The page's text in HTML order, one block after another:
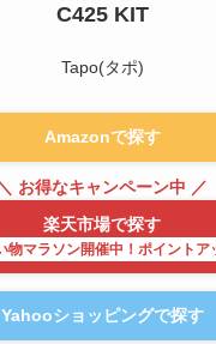
C425 KIT
Tapo(タポ)
Amazonで探す
楽天市場で探す
Yahooショッピングで探す